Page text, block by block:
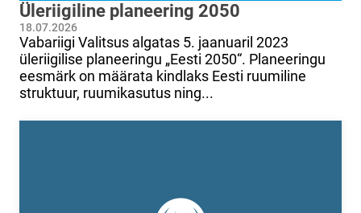
Üleriigiline planeering 2050
18.07.2026
Vabariigi Valitsus algatas 5. jaanuaril 2023
üleriigilise planeeringu „Eesti 2050“. Planeeringu
eesmärk on määrata kindlaks Eesti ruumiline
struktuur, ruumikasutus ning...